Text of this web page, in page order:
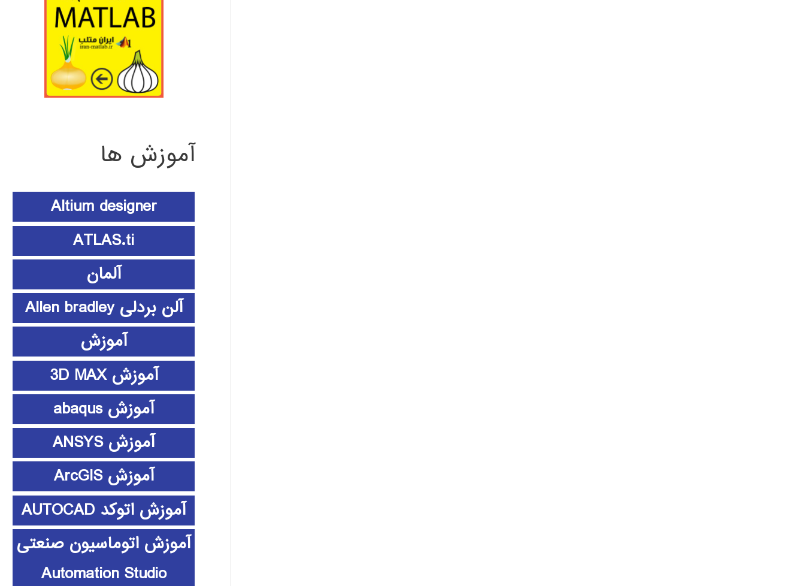
آموزش ها
Altium designer
ATLAS.ti
آلمان
آلن بردلی Allen bradley
آموزش
آموزش 3D MAX
آموزش abaqus
آموزش ANSYS
آموزش ArcGIS
آموزش اتوکد AUTOCAD
آموزش اتوماسیون صنعتی
Automation Studio